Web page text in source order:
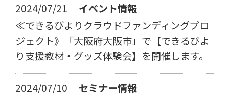
2024/07/21
イベント情報
≪できるびよりクラウドファンディングプロ
ジェクト》「大阪府大阪市」で【できるびよ
り支援教材・グッズ体験会】を開催します。
2024/07/10
セミナー情報